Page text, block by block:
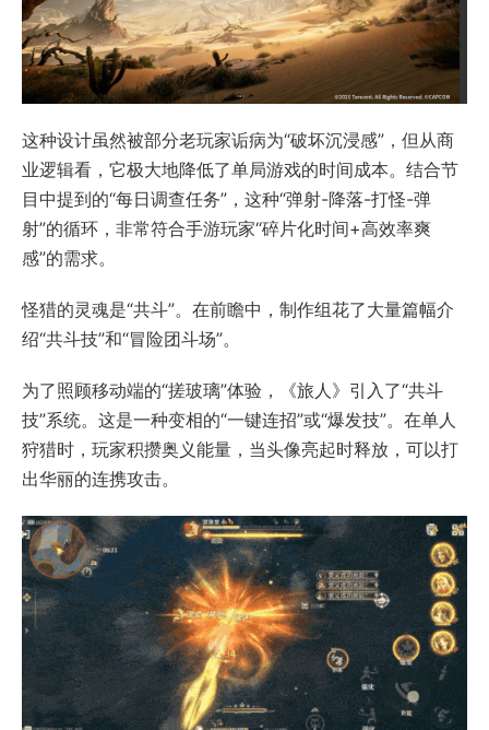
这种设计虽然被部分老玩家诟病为“破坏沉浸感”，但从商
业逻辑看，它极大地降低了单局游戏的时间成本。结合节
目中提到的“每日调查任务”，这种“弹射-降落-打怪-弹
射”的循环，非常符合手游玩家“碎片化时间+高效率爽
感”的需求。
怪猎的灵魂是“共斗”。在前瞻中，制作组花了大量篇幅介
绍“共斗技”和“冒险团斗场”。
为了照顾移动端的“搓玻璃”体验，《旅人》引入了“共斗
技”系统。这是一种变相的“一键连招”或“爆发技”。在单人
狩猎时，玩家积攒奥义能量，当头像亮起时释放，可以打
出华丽的连携攻击。